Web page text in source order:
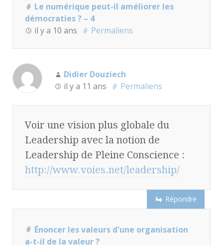
Le numérique peut-il améliorer les
démocraties ? – 4
il y a 10 ans
Permaliens
Didier Douziech
il y a 11 ans
Permaliens
Voir une vision plus globale du
Leadership avec la notion de
Leadership de Pleine Conscience :
http://www.voies.net/leadership/
Répondre
Énoncer les valeurs d'une organisation
a-t-il de la valeur ?